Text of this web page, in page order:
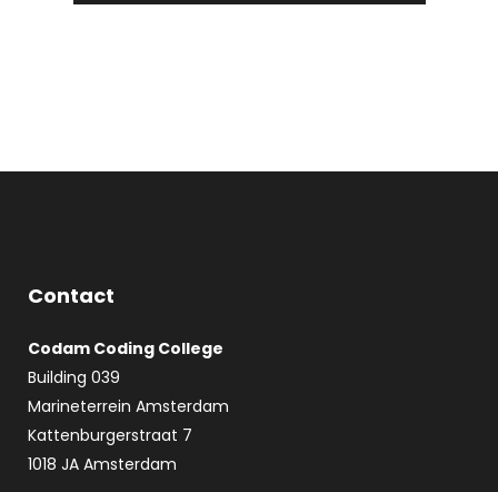
Contact
Codam Coding College
Building 039
Marineterrein Amsterdam
Kattenburgerstraat 7
1018 JA Amsterdam